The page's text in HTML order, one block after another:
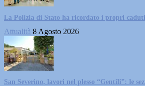
La Polizia di Stato ha ricordato i propri
Attualità 8 Agosto 2026
San Severino, lavori nel plesso “Gentili”: le